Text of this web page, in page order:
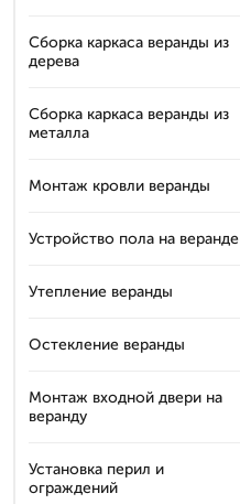
Сборка каркаса веранды из
дерева
Сборка каркаса веранды из
металла
Монтаж кровли веранды
Устройство пола на веранде
Утепление веранды
Остекление веранды
Монтаж входной двери на
веранду
Установка перил и
ограждений